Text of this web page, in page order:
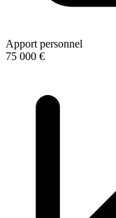
Apport personnel
75 000 €